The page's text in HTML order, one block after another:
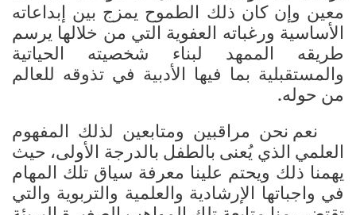
معين وإن كان ذلك الطموح يمزج بين إبداعاته
الأساسية ورغباته العفوية التي من خلالها يرسم
طريقه الممهد لبناء شخصيته الحياتية
والمستقبلية بما فيها الأدبية في تذوقه للعالم
من حوله.
نعم نحن مراقبين ومتابعين لذلك المفهوم
العلمي الذي يُعنى بالطفل بالدرجة الأولى، حيث
يهمنا ذلك ويحتم علينا معرفة سياق تلك المهام
في واجباتها الإرشادية والعلمية والتربوية والتي